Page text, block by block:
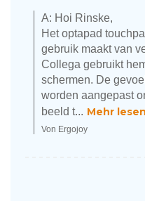
A: Hoi Rinske,
Het optapad
gebruik maakt van
Collega gebruikt
schermen. De
worden aangepast
beeld t... Mehr lesen
Von Ergojoy